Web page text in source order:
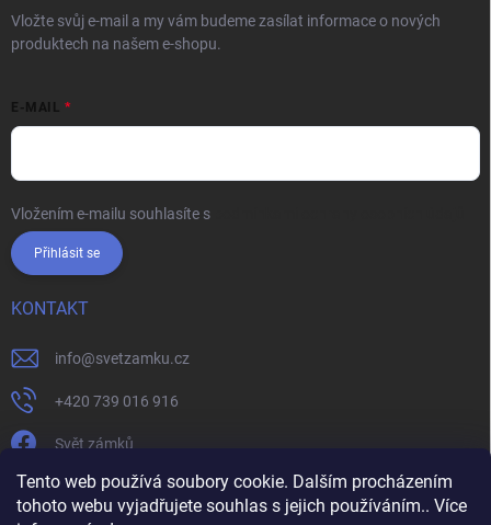
Tento web používá soubory cookie. Dalším procházením
tohoto webu vyjadřujete souhlas s jejich používáním.. Více
Vložte svůj e-mail a my vám budeme zasílat informace o nových
produktech na našem e-shopu.
E-MAIL
Vložením e-mailu souhlasíte s
Přihlásit se
KONTAKT
info@svetzamku.cz
+420 739 016 916
Svět zámků